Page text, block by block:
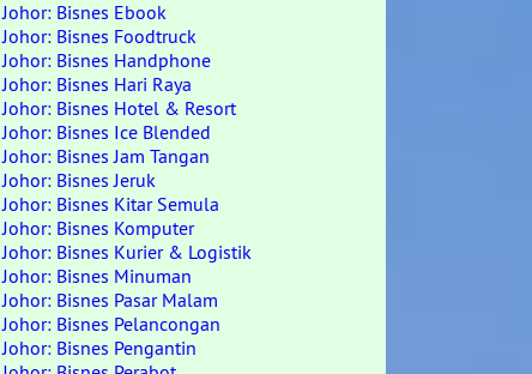
Johor: Bisnes Ebook
Johor: Bisnes Foodtruck
Johor: Bisnes Handphone
Johor: Bisnes Hari Raya
Johor: Bisnes Hotel & Resort
Johor: Bisnes Ice Blended
Johor: Bisnes Jam Tangan
Johor: Bisnes Jeruk
Johor: Bisnes Kitar Semula
Johor: Bisnes Komputer
Johor: Bisnes Kurier & Logistik
Johor: Bisnes Minuman
Johor: Bisnes Pasar Malam
Johor: Bisnes Pelancongan
Johor: Bisnes Pengantin